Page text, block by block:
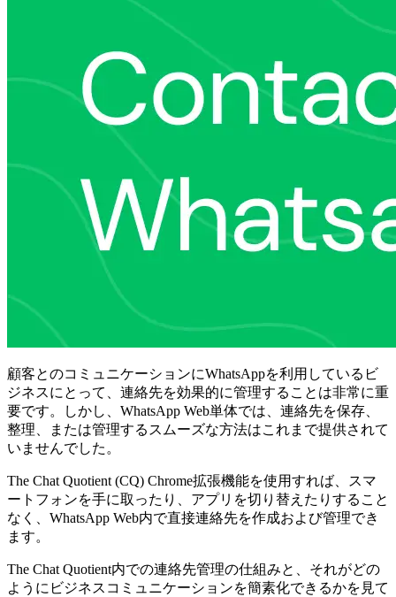
顧客とのコミュニケーションにWhatsAppを利用しているビ
ジネスにとって、連絡先を効果的に管理することは非常に重
要です。しかし、WhatsApp Web単体では、連絡先を保存、
整理、または管理するスムーズな方法はこれまで提供されて
いませんでした。
The Chat Quotient (CQ) Chrome拡張機能を使用すれば、スマ
ートフォンを手に取ったり、アプリを切り替えたりすること
なく、WhatsApp Web内で直接連絡先を作成および管理でき
ます。
The Chat Quotient内での連絡先管理の仕組みと、それがどの
ようにビジネスコミュニケーションを簡素化できるかを見て